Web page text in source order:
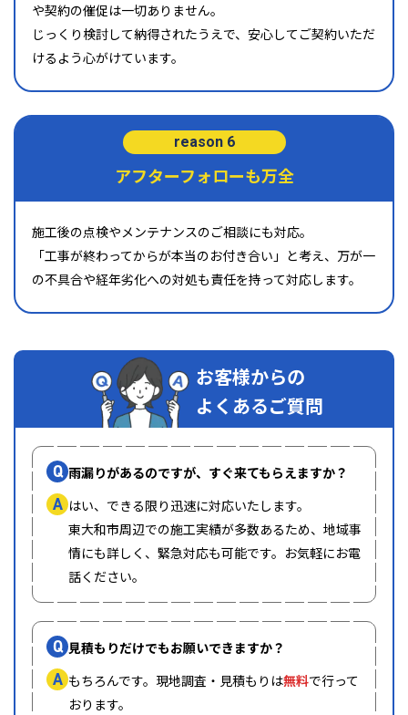
や契約の催促は一切ありません。
じっくり検討して納得されたうえで、安心してご契約いただ
けるよう心がけています。
reason 6
アフターフォローも万全
施工後の点検やメンテナンスのご相談にも対応。
「工事が終わってからが本当のお付き合い」と考え、万が一
の不具合や経年劣化への対処も責任を持って対応します。
お客様からの
よくあるご質問
Q 雨漏りがあるのですが、すぐ来てもらえますか？
A はい、できる限り迅速に対応いたします。
東大和市周辺での施工実績が多数あるため、地域事
情にも詳しく、緊急対応も可能です。お気軽にお電
話ください。
Q 見積もりだけでもお願いできますか？
A もちろんです。現地調査・見積もりは無料で行って
おります。